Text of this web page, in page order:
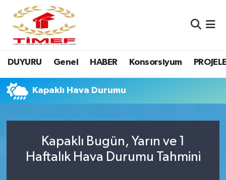
DUYURU Genel HABER Konsorsiyum
Kapaklı Hava Durumu
Kapaklı Bugün, Yarın ve 1
Haftalık Hava Durumu Tahmini
Anasayfa Kutu
Anasayfa Manşet
Canlı Yayın
Erasmus
Nöbetçi Eczaneler
Hava Durumu
Namaz Vakitleri
Süper Lig Puan Durumu ve Fikstür